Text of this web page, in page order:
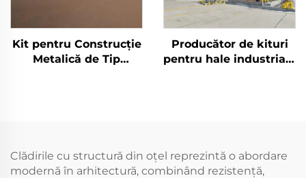
Kit pentru Construcție
Metalică de Tip
din Oțel
Producător de kituri
pentru hale industriale
Clădirile cu structură din oțel reprezintă o abordare
modernă în arhitectură, combinând rezistență,